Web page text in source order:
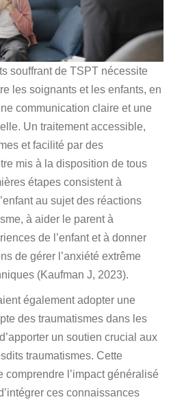
souffrant de TSPT nécessite
les soignants et les enfants, en
communication claire et une
Un traitement accessible,
et facilité par des
mis à la disposition de tous
étapes consistent à
au sujet des réactions
à aider le parent à
de l’enfant et à donner
de gérer l’anxiété extrême
(Kaufman J, 2023).
également adopter une
des traumatismes dans les
un soutien crucial aux
traumatismes. Cette
comprendre l’impact généralisé
ces connaissances